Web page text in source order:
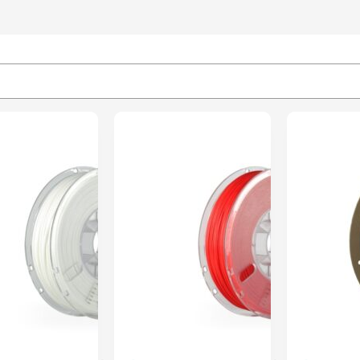
Polymaker
169,95
Polymaker
169,95